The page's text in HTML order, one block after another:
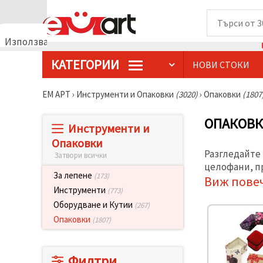
Използваме
бисквитки
Използваме
КАТЕГОРИИ НОВИ СТОКИ
ЕМ АРТ › Инструменти и Опаковки (3020)› Опаковки
Инструменти и
Опаковки
Затвори всички
За лепене (173)
Инструменти (773)
Оборудване и Кутии (267)
Опаковки (1807)
целофани,
Виж